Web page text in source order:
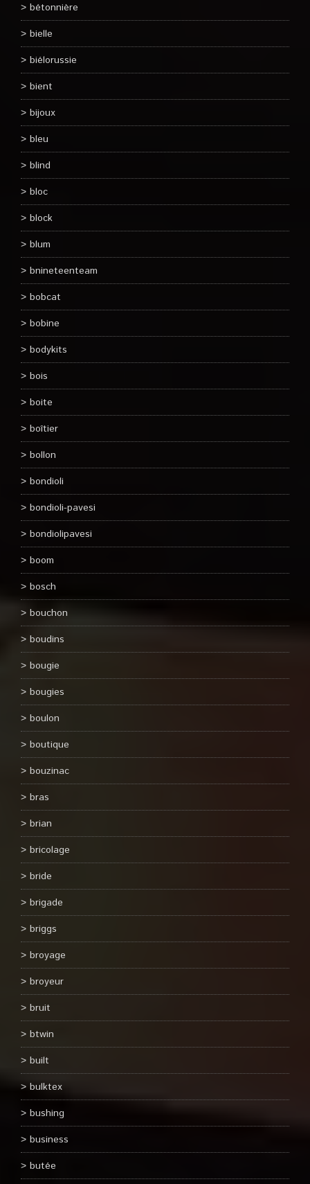
bétonnière
bielle
biélorussie
bient
bijoux
bleu
blind
bloc
block
blum
bnineteenteam
bobcat
bobine
bodykits
bois
boite
boîtier
bollon
bondioli
bondioli-pavesi
bondiolipavesi
boom
bosch
bouchon
boudins
bougie
bougies
boulon
boutique
bouzinac
bras
brian
bricolage
bride
brigade
briggs
broyage
broyeur
bruit
btwin
built
bulktex
bushing
business
butée